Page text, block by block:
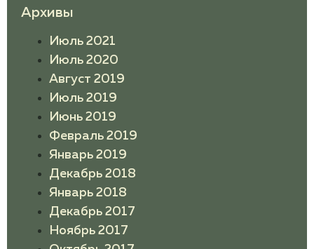
Архивы
Июль 2021
Июль 2020
Август 2019
Июль 2019
Июнь 2019
Февраль 2019
Январь 2019
Декабрь 2018
Январь 2018
Декабрь 2017
Ноябрь 2017